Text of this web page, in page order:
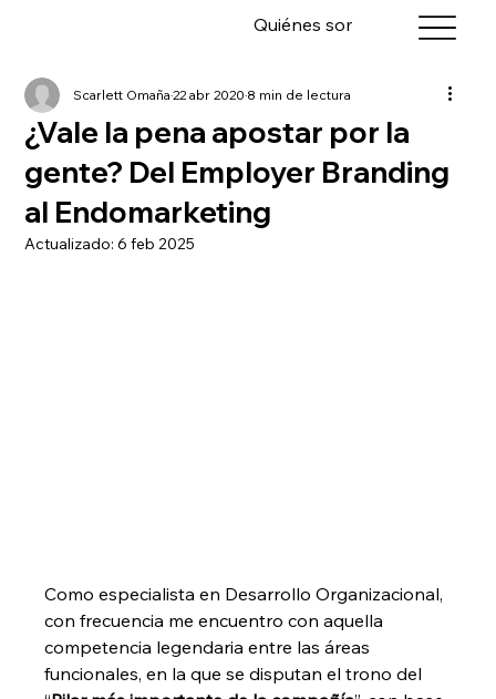
Quiénes somos Servicios
¿Vale la pena apostar por la
gente? Del Employer Branding
al Endomarketing
Scarlett Omaña22 abr 20208 min de lectura
Actualizado:6 feb 2025
Como especialista en Desarrollo Organizacional,
con frecuencia me encuentro con aquella
competencia legendaria entre las áreas
funcionales, en la que se disputan el trono del